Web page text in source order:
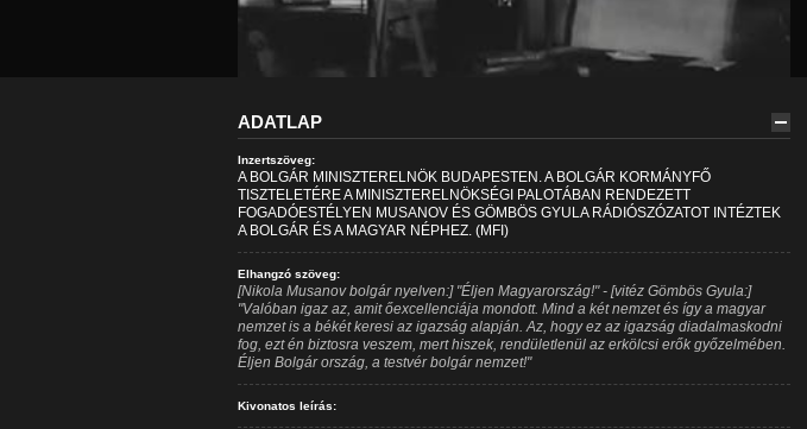
ADATLAP
Inzertszöveg:
A BOLGÁR MINISZTERELNÖK BUDAPESTEN. A BOLGÁR KORMÁNYFŐ
TISZTELETÉRE A MINISZTERELNÖKSÉGI PALOTÁBAN RENDEZETT
FOGADÓESTÉLYEN MUSANOV ÉS GÖMBÖS GYULA RÁDIÓSZÓZATOT INTÉZTEK
A BOLGÁR ÉS A MAGYAR NÉPHEZ. (MFI)
Elhangzó szöveg:
[Nikola Musanov bolgár nyelven:] "Éljen Magyarország!" - [vitéz Gömbös Gyula:]
"Valóban igaz az, amit őexcellenciája mondott. Mind a két nemzet és így a magyar
nemzet is a békét keresi az igazság alapján. Az, hogy ez az igazság diadalmaskodni
fog, ezt én biztosra veszem, mert hiszek, rendületlenül az erkölcsi erők győzelmében.
Éljen Bolgár ország, a testvér bolgár nemzet!"
Kivonatos leírás: